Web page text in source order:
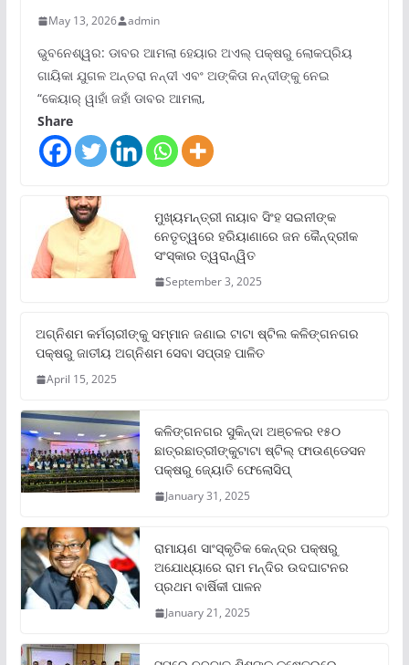
May 13, 2026 admin
ଭୁବନେଶ୍ୱର: ଡାବର ଆମଲା ହେୟାର ଅଏଲ୍ ପକ୍ଷରୁ ଲୋକପ୍ରିୟ
ଗାୟିକା ଯୁଗଳ ଅନ୍ତରା ନନ୍ଦୀ ଏବଂ ଅଙ୍କିତା ନନ୍ଦୀଙ୍କୁ ନେଇ
“କେୟାର୍ ୱାହାଁ ଜହାଁ ଡାବର ଆମଲା,
Share
ମୁଖ୍ୟମନ୍ତ୍ରୀ ନାୟାବ ସିଂହ ସଇନୀଙ୍କ
ନେତୃତ୍ୱରେ ହରିୟାଣାରେ ଜନ କୈନ୍ଦ୍ରୀକ
ସଂସ୍କାର ତ୍ୱରାନ୍ୱିତ
September 3, 2025
ଅଗ୍ନିଶମ କର୍ମଚାରୀଙ୍କୁ ସମ୍ମାନ ଜଣାଇ ଟାଟା ଷ୍ଟିଲ କଳିଙ୍ଗନଗର
ପକ୍ଷରୁ ଜାତୀୟ ଅଗ୍ନିଶମ ସେବା ସପ୍ତାହ ପାଳିତ
April 15, 2025
କଳିଙ୍ଗନଗର ସୁକିନ୍ଦା ଅଞ୍ଚଳର ୧୫୦
ଛାତ୍ରଛାତ୍ରୀଙ୍କୁଟାଟା ଷ୍ଟିଲ୍ ଫାଉଣ୍ଡେସନ
ପକ୍ଷରୁ ଜ୍ୟୋତି ଫେଲୋସିପ୍‌
January 31, 2025
ରାମାୟଣ ସାଂସ୍କୃତିକ କେନ୍ଦ୍ର ପକ୍ଷରୁ
ଅଯୋଧ୍ୟାରେ ରାମ ମନ୍ଦିର ଉଦଘାଟନର
ପ୍ରଥମ ବାର୍ଷିକୀ ପାଳନ
January 21, 2025